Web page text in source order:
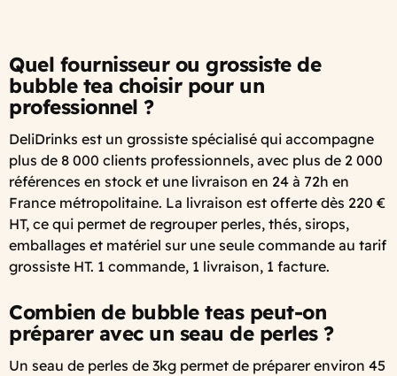
Quel fournisseur ou grossiste de
bubble tea choisir pour un
professionnel ?
DeliDrinks est un grossiste spécialisé qui accompagne
plus de 8 000 clients professionnels, avec plus de 2 000
références en stock et une livraison en 24 à 72h en
France métropolitaine. La livraison est offerte dès 220 €
HT, ce qui permet de regrouper perles, thés, sirops,
emballages et matériel sur une seule commande au tarif
grossiste HT. 1 commande, 1 livraison, 1 facture.
Combien de bubble teas peut-on
préparer avec un seau de perles ?
Un seau de perles de 3kg permet de préparer environ 45